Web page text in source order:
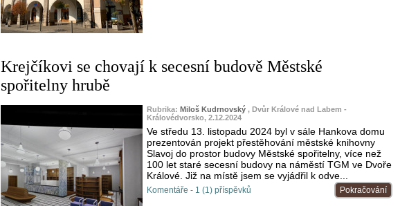
Krejčíkovi se chovají k secesní budově Městské
spořitelny hrubě
Rubrika: Miloš Kudrnovský , Dvůr Králové nad Labem -
Královédvorsko, 2.12.2024
Ve středu 13. listopadu 2024 byl v sále Hankova domu
prezentován projekt přestěhování městské knihovny
Slavoj do prostor budovy Městské spořitelny, více než
100 let staré secesní budovy na náměstí TGM ve Dvoře
Králové. Již na místě jsem se vyjádřil k odve...
Pokračování
Komentáře - 1 (1) příspěvků